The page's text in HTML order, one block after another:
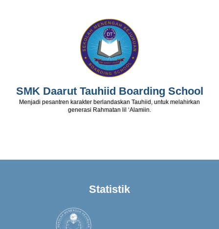
SMK Daarut Tauhiid Boarding School
Menjadi pesantren karakter berlandaskan Tauhiid, untuk melahirkan
generasi Rahmatan lil ‘Alamiin.
Statistik